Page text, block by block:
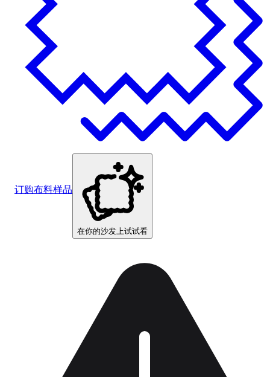
订购布料样品
在你的沙发上试试看